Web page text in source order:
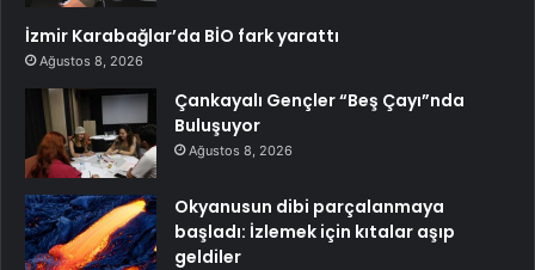
İzmir Karabağlar’da BİO fark yarattı
Ağustos 8, 2026
Çankayalı Gençler “Beş Çayı”nda
Buluşuyor
Ağustos 8, 2026
Okyanusun dibi parçalanmaya
başladı: İzlemek için kıtalar aşıp
geldiler